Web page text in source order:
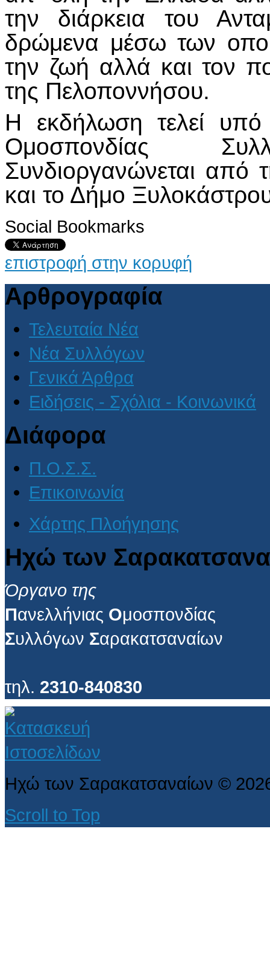
την διάρκεια του
δρώμενα μέσω των
την ζωή αλλά και τον
της Πελοποννήσου.
Η εκδήλωση τελεί υπό
Ομοσπονδίας
Συνδιοργανώνεται από
και το Δήμο
Social Bookmarks
επιστροφή στην κορυφή
Αρθρογραφία
Τελευταία Νέα
Νέα Συλλόγων
Γενικά Άρθρα
Ειδήσεις - Σχόλια - Κοινωνικά
Διάφορα
Π.Ο.Σ.Σ.
Επικοινωνία
Χάρτης Πλοήγησης
Ηχώ των
Όργανο της
Πανελλήνιας Ομοσπονδίας
Συλλόγων Σαρακατσαναίων
τηλ. 2310-840830
Ηχώ των Σαρακατσαναίων ©
Scroll to Top